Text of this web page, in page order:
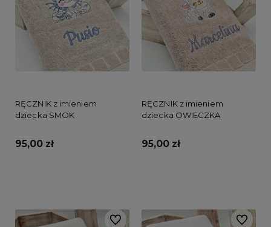
RĘCZNIK z imieniem
dziecka SMOK
95,00 zł
RĘCZNIK z imieniem
dziecka OWIECZKA
95,00 zł
Do ulubionych Do